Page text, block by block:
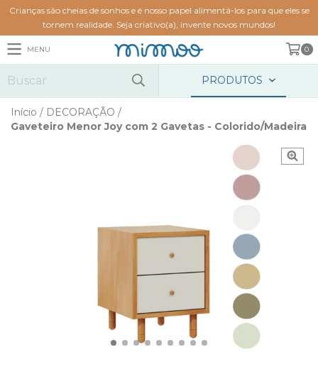
Crianças são cheias de sonhos e é nosso papel alimentá-los para que eles se
tornem realidade. Seja criativo(a), invente novos mundos!
MENU 0
PRODUTOS
Início / DECORAÇÃO /
Gaveteiro Menor Joy com 2 Gavetas - Colorido/Madeira